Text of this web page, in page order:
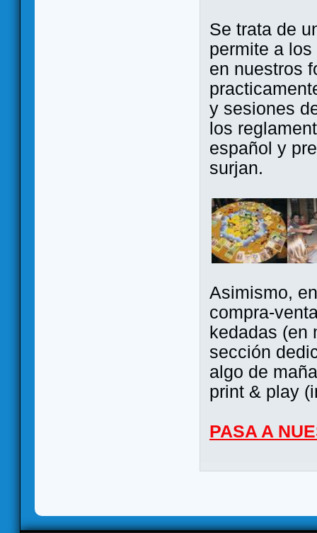
Se trata de
permite a
en nuestros
y sesiones
los
español y
surjan.
Asimismo,
compra-
kedadas (en
sección
algo de
print & play
PASA A